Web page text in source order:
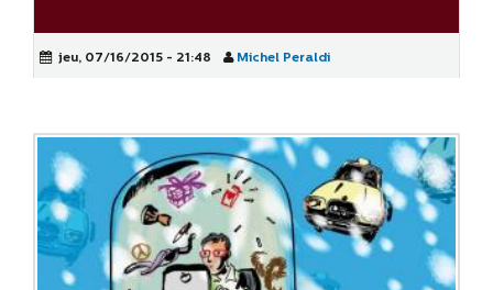
jeu, 07/16/2015 - 21:48 Michel Peraldi